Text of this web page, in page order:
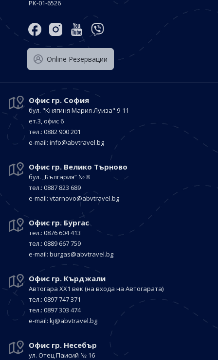
РК-01-6526
Оnline Резервации
Офис гр. София
бул. "Княгиня Мария Луиза" 9-11
ет.3, офис 6
тел.: 0882 900 201
е-mail: info@abvtravel.bg
Офис гр. Велико Търново
бул. „България“ № 8
тел.: 0887 823 689
е-mail: vtarnovo@abvtravel.bg
Офис гр. Бургас
тел.: 0876 604 413
тел.: 0889 667 759
е-mail: burgas@abvtravel.bg
Офис гр. Кърджали
Автогара ХХ1 век (на входа на Автогарата)
тел.: 0897 747 371
тел.: 0897 303 474
е-mail: kj@abvtravel.bg
Офис гр. Несебър
ул. Отец Паисий № 16